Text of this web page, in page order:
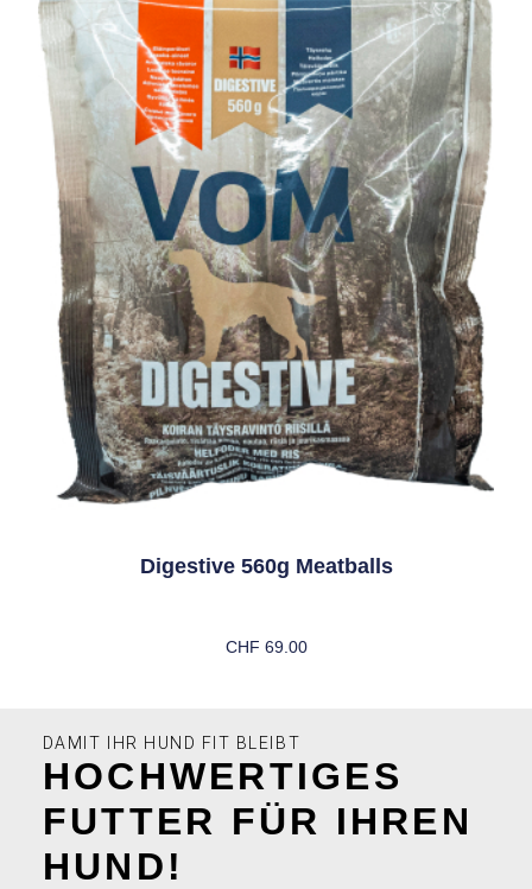
Digestive 560g Meatballs
CHF 69.00
DAMIT IHR HUND FIT BLEIBT
HOCHWERTIGES
FUTTER FÜR IHREN
HUND!